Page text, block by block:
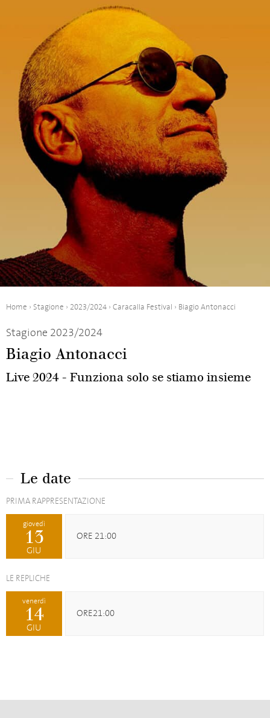
Home › Stagione › 2023/2024 › Caracalla Festival › Biagio Antonacci
Stagione 2023/2024
Biagio Antonacci
Live 2024 - Funziona solo se stiamo insieme
Le date
PRIMA RAPPRESENTAZIONE
giovedì
13
GIU
ORE 21:00
LE REPLICHE
venerdì
14
GIU
ORE21:00